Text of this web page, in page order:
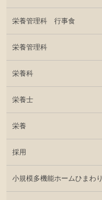
栄養管理科 行事食
栄養管理科
栄養科
栄養士
栄養
採用
小規模多機能ホームひまわり